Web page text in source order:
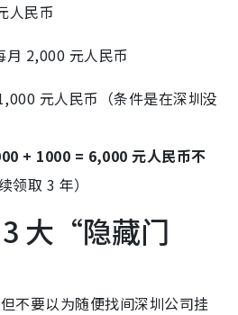
人民币
月 2,000 元人民币
元人民币（条件是在深圳没
+ 1000 = 6,000 元人民币不
领取 3 年）
大“隐藏门
不要以为随便找间深圳公司挂